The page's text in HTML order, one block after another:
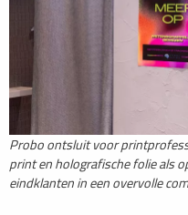
Probo ontsluit voor
print en holografische folie als
eindklanten in een overvolle